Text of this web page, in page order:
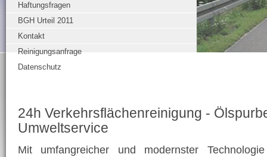
Haftungsfragen
BGH Urteil 2011
Kontakt
Reinigungsanfrage
Datenschutz
24h Verkehrsflächenreinigung -
Umweltservice
Mit umfangreicher und modernster